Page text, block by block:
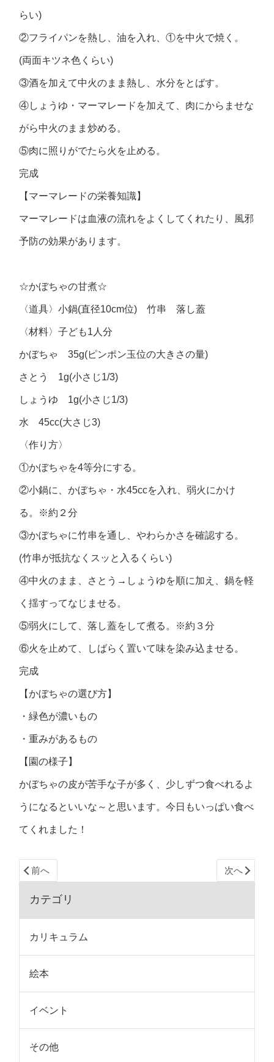
らい)
②フライパンを熱し、油を入れ、①を中火で焼く。
(両面キツネ色くらい)
③酒を加えて中火のまま熱し、水分をとばす。
④しょうゆ・マーマレードを加えて、肉にからませな
がら中火のまま炒める。
⑤肉に照りがでたら火を止める。
完成
【マーマレードの栄養知識】
マーマレードは血液の流れをよくしてくれたり、風邪
予防の効果があります。
☆かぼちゃの甘煮☆
〈道具〉小鍋(直径10cm位) 竹串 落し蓋
〈材料〉子ども1人分
かぼちゃ 35g(ピンポン玉位の大きさの量)
さとう 1g(小さじ1/3)
しょうゆ 1g(小さじ1/3)
水 45cc(大さじ3)
〈作り方〉
①かぼちゃを4等分にする。
②小鍋に、かぼちゃ・水45ccを入れ、弱火にかけ
る。※約２分
③かぼちゃに竹串を通し、やわらかさを確認する。
(竹串が抵抗なくスッと入るくらい)
④中火のまま、さとう→しょうゆを順に加え、鍋を軽
く揺すってなじませる。
⑤弱火にして、落し蓋をして煮る。※約３分
⑥火を止めて、しばらく置いて味を染み込ませる。
完成
【かぼちゃの選び方】
・緑色が濃いもの
・重みがあるもの
【園の様子】
かぼちゃの皮が苦手な子が多く、少しずつ食べれるよ
うになるといいな～と思います。今日もいっぱい食べ
てくれました！
前へ 次へ
カテゴリ
カリキュラム
絵本
イベント
その他